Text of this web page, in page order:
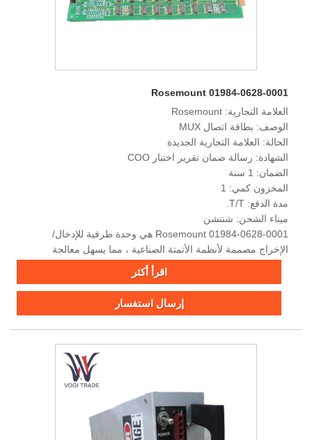
Rosemount 01984-0628-0001
العلامة التجارية: Rosemount
الوصف: بطاقة اتصال MUX
الحالة: العلامة التجارية الجديدة
الشهادة: رسالة ضمان تقرير اختبار COO
الضمان: 1 سنة
المخزون كمي: 1
مدة الدفع: T/T.
ميناء الشحن: شنتشن
Rosemount 01984-0628-0001 هي وحدة طرفية للإدخال/
الإخراج مصممة لأنظمة الأتمتة الصناعية ، مما يسهل معالجة
الإشارات والاتصال في بيئات التحكم في العملية.
اقرأ أكثر
إرسال استفسار